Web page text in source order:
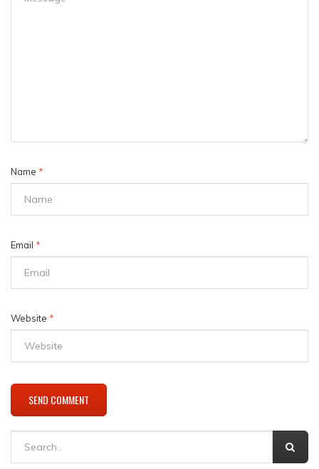
Name *
Email *
Website *